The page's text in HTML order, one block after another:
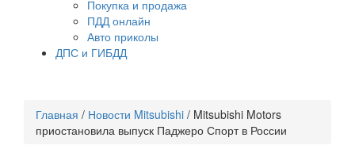
Покупка и продажа
ПДД онлайн
Авто приколы
ДПС и ГИБДД
Главная / Новости Mitsubishi / Mitsubishi Motors
приостановила выпуск Паджеро Спорт в России